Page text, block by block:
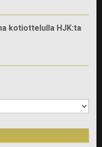
kotiottelulla HJK:ta